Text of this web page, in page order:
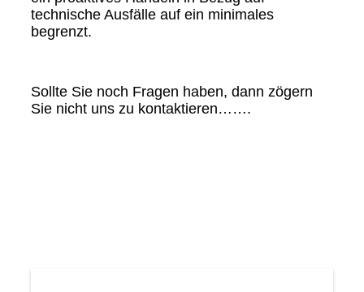
technische Ausfälle auf ein minimales
begrenzt.
Sollte Sie noch Fragen haben, dann zögern
Sie nicht uns zu kontaktieren…….